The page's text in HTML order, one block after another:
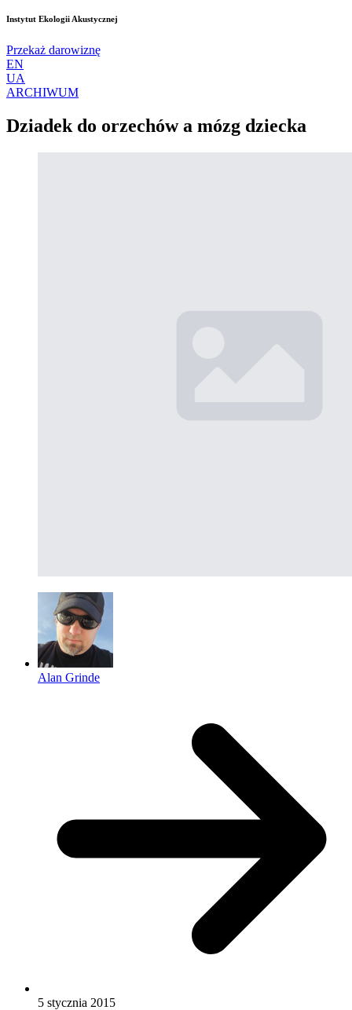
Instytut Ekologii Akustycznej
Przekaż darowiznę
EN
UA
ARCHIWUM
Dziadek do orzechów a mózg dziecka
Alan Grinde
5 stycznia 2015